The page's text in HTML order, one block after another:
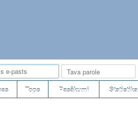
Tops Pasākumi Statistika